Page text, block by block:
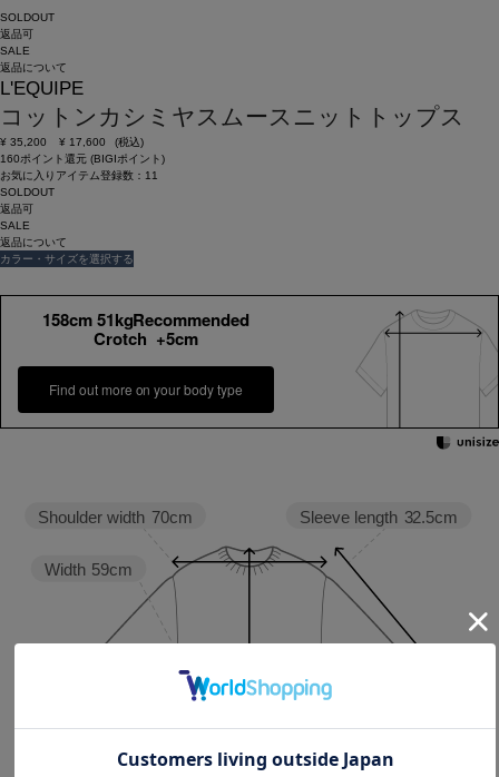
SOLDOUT
返品可
SALE
返品について
L'EQUIPE
コットンカシミヤスムースニットトップス
¥ 35,200 ¥ 17,600
(税込)
160ポイント還元 (BIGIポイント)
お気に入りアイテム登録数： 11
SOLDOUT
返品可
SALE
返品について
カラー・サイズを選択する
158cm 51kgRecommended
Crotch +5cm
Find out more on your body type
Sleeve length 32.5cm
Width 59cm
Shoulder width 70cm